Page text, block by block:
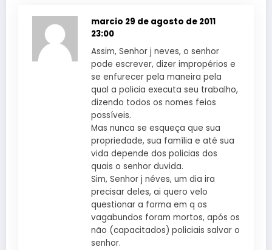
marcio 29 de agosto de 2011
23:00
Assim, Senhor j neves, o senhor
pode escrever, dizer impropérios e
se enfurecer pela maneira pela
qual a policia executa seu trabalho,
dizendo todos os nomes feios
possíveis.
Mas nunca se esqueça que sua
propriedade, sua família e até sua
vida depende dos policias dos
quais o senhor duvida.
Sim, Senhor j néves, um dia ira
precisar deles, ai quero velo
questionar a forma em q os
vagabundos foram mortos, após os
não (capacitados) policiais salvar o
senhor.